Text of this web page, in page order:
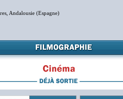
Andalousie (Espagne)